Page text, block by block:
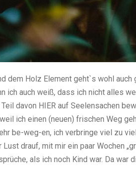
dem Holz Element geht`s wohl auch
ich auch weiß, dass ich nicht alles
davon HIER auf Seelensachen
ich einen (neuen) frischen Weg
be-weg-en, ich verbringe viel zu
drauf, mit mir ein paar Wochen
als ich noch Kind war. Da war